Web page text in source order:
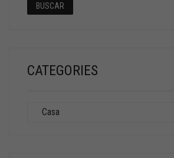
BUSCAR
CATEGORIES
Casa